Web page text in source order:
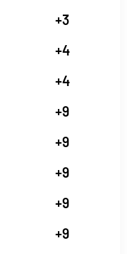
+3
+4
+4
+9
+9
+9
+9
+9